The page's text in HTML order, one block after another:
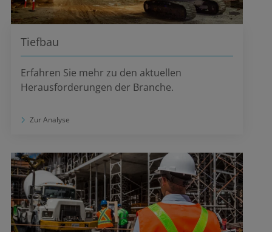
Tiefbau
Erfahren Sie mehr zu den aktuellen
Herausforderungen der Branche.
Zur Analyse